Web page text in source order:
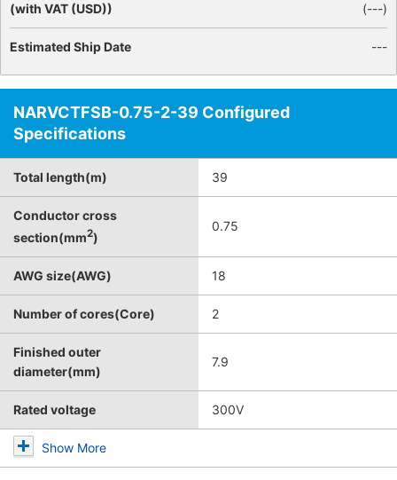
(with VAT (USD))
(---)
Estimated Ship Date ---
NARVCTFSB-0.75-2-39 Configured
Specifications
Total length(m) 39
Conductor cross
section(mm2)
0.75
AWG size(AWG) 18
Number of cores(Core) 2
Finished outer
diameter(mm)
7.9
Rated voltage 300V
Show More